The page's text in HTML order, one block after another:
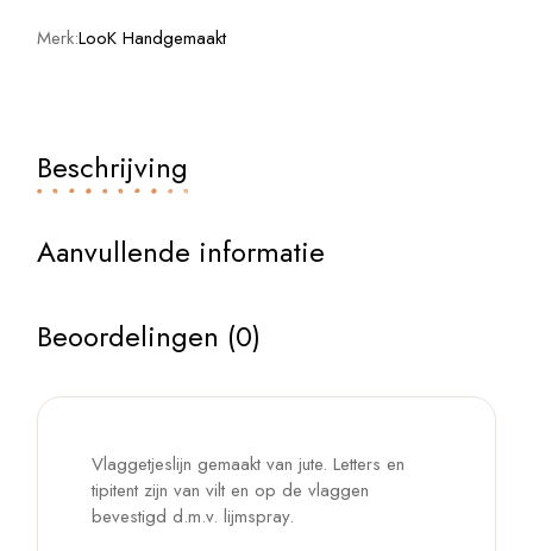
Merk:LooK Handgemaakt
Beschrijving
Aanvullende informatie
Beoordelingen (0)
Vlaggetjeslijn gemaakt van jute. Letters en
tipitent zijn van vilt en op de vlaggen
bevestigd d.m.v. lijmspray.